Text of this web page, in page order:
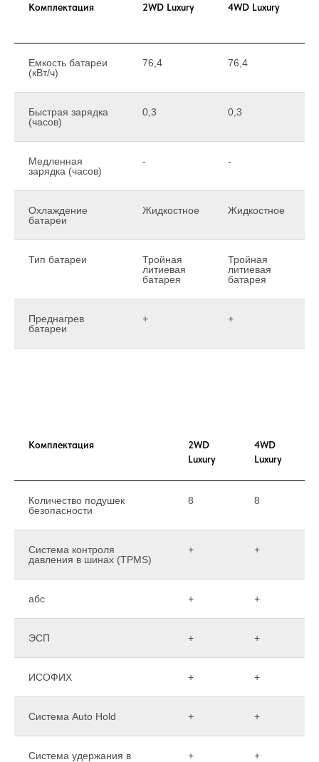
Комплектация 2WD Luxury 4WD Luxury
Емкость батареи
(кВт/ч)
76,4 76,4
Быстрая зарядка
(часов)
0,3 0,3
Медленная
зарядка (часов)
- -
Охлаждение
батареи
Жидкостное Жидкостное
Тип батареи
Тройная
литиевая
батарея
Тройная
литиевая
батарея
Преднагрев
батареи
+ +
Комплектация
2WD
Luxury
4WD
Luxury
Количество подушек
безопасности
8 8
Система контроля
давления в шинах (TPMS)
+ +
абс + +
ЭСП + +
ИСОФИХ + +
Система Auto Hold + +
Система удержания в
+ +